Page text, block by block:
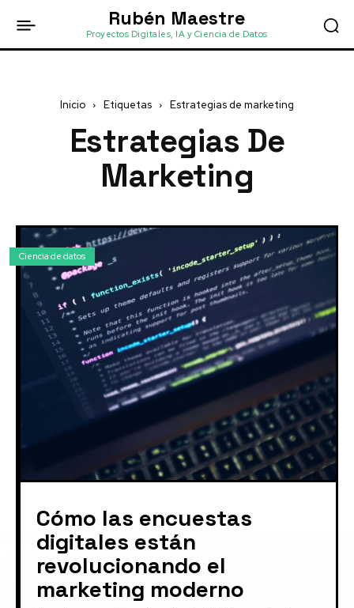
Rubén Maestre
Proyectos Digitales, IA y Ciencia de Datos
Inicio Etiquetas Estrategias de marketing
Estrategias De
Marketing
Ciencia de datos
Cómo las encuestas
digitales están
revolucionando el
marketing moderno